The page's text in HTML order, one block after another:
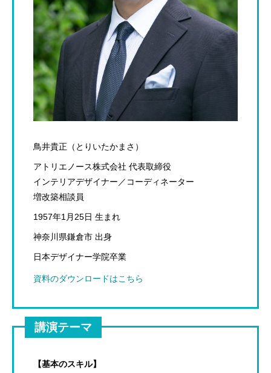
鳥井貴正（とりいたかまさ）
アトリエノース株式会社 代表取締役
インテリアデザイナー／コーディネーター
増改築相談員
1957年1月25日 生まれ
神奈川県鎌倉市 出身
日本デザイナー学院卒業
資料のダウンロードはこちら
講演テーマ
【基本のスキル】